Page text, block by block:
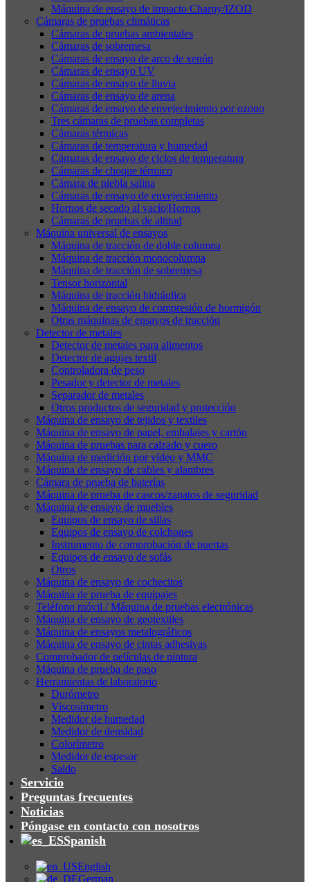
Máquina de ensayo de impacto Charpy/IZOD
Cámaras de pruebas climáticas
Cámaras de pruebas ambientales
Cámaras de sobremesa
Cámaras de ensayo de arco de xenón
Cámaras de ensayo UV
Cámaras de ensayo de lluvia
Cámaras de ensayo de arena
Cámaras de ensayo de envejecimiento por ozono
Tres cámaras de pruebas completas
Cámaras térmicas
Cámaras de temperatura y humedad
Cámaras de ensayo de ciclos de temperatura
Cámaras de choque térmico
Cámara de niebla salina
Cámaras de ensayo de envejecimiento
Hornos de secado al vacío|Hornos
Cámaras de pruebas de altitud
Máquina universal de ensayos
Máquina de tracción de doble columna
Máquina de tracción monocolumna
Máquina de tracción de sobremesa
Tensor horizontal
Máquina de tracción hidráulica
Máquina de ensayo de compresión de hormigón
Otras máquinas de ensayos de tracción
Detector de metales
Detector de metales para alimentos
Detector de agujas textil
Controladora de peso
Pesador y detector de metales
Separador de metales
Otros productos de seguridad y protección
Máquina de ensayo de tejidos y textiles
Máquina de ensayo de papel, embalajes y cartón
Máquina de pruebas para calzado y cuero
Máquina de medición por vídeo y MMC
Máquina de ensayo de cables y alambres
Cámara de prueba de baterías
Máquina de prueba de cascos/zapatos de seguridad
Máquina de ensayo de muebles
Equipos de ensayo de sillas
Equipos de ensayo de colchones
Instrumento de comprobación de puertas
Equipos de ensayo de sofás
Otros
Máquina de ensayo de cochecitos
Máquina de prueba de equipajes
Teléfono móvil / Máquina de pruebas electrónicas
Máquina de ensayo de geotextiles
Máquina de ensayos metalográficos
Máquina de ensayo de cintas adhesivas
Comprobador de películas de pintura
Máquina de prueba de paso
Herramientas de laboratorio
Durómetro
Viscosímetro
Medidor de humedad
Medidor de densidad
Colorímetro
Medidor de espesor
Saldo
Servicio
Preguntas frecuentes
Noticias
Póngase en contacto con nosotros
Spanish
English
German